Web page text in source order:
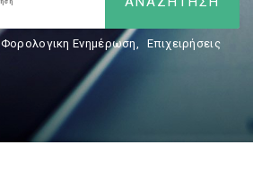
Φορολογικη Ενημέρωση, Επιχειρήσεις